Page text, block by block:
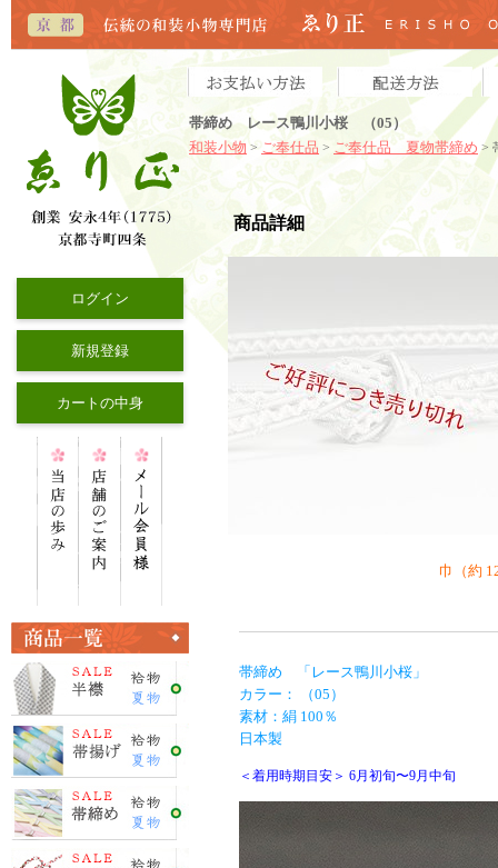
帯締め レース鴨川小桜 （05）
和装小物 > ご奉仕品 > ご奉仕品 夏物帯締め >
ログイン
新規登録
カートの中身
商品詳細
巾（約
帯締め 「レース鴨川小桜」
カラー： （05）
素材：絹 100％
日本製
＜着用時期目安＞ 6月初旬〜9月中旬